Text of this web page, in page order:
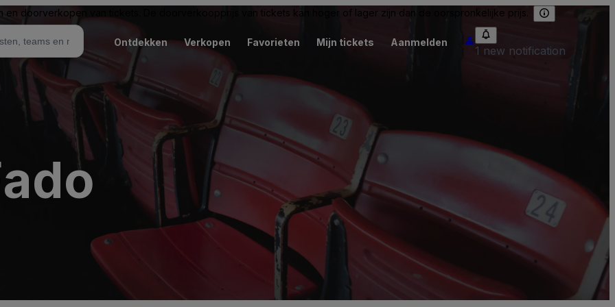
en doorverkopen van tickets. De doorverkoopprijs van tickets kan hoger of lager zijn dan de oorspronkelijke prijs.
Ontdekken Verkopen Favorieten Mijn tickets Aanmelden
1 new notification